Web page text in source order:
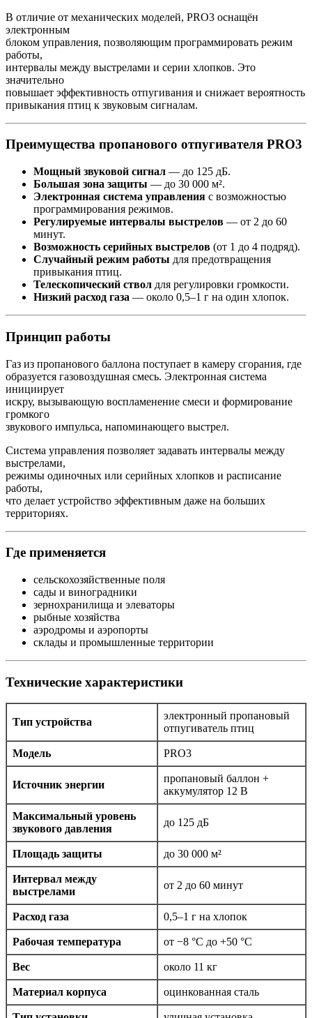
В отличие от механических моделей, PRO3 оснащён
электронным
блоком управления, позволяющим программировать режим
работы,
интервалы между выстрелами и серии хлопков. Это
значительно
повышает эффективность отпугивания и снижает вероятность
привыкания птиц к звуковым сигналам.
Преимущества пропанового отпугивателя PRO3
Мощный звуковой сигнал — до 125 дБ.
Большая зона защиты — до 30 000 м².
Электронная система управления с возможностью
программирования режимов.
Регулируемые интервалы выстрелов — от 2 до 60
минут.
Возможность серийных выстрелов (от 1 до 4 подряд).
Случайный режим работы для предотвращения
привыкания птиц.
Телескопический ствол для регулировки громкости.
Низкий расход газа — около 0,5–1 г на один хлопок.
Принцип работы
Газ из пропанового баллона поступает в камеру сгорания, где
образуется газовоздушная смесь. Электронная система
инициирует
искру, вызывающую воспламенение смеси и формирование
громкого
звукового импульса, напоминающего выстрел.
Система управления позволяет задавать интервалы между
выстрелами,
режимы одиночных или серийных хлопков и расписание
работы,
что делает устройство эффективным даже на больших
территориях.
Где применяется
сельскохозяйственные поля
сады и виноградники
зернохранилища и элеваторы
рыбные хозяйства
аэродромы и аэропорты
склады и промышленные территории
Технические характеристики
Тип устройства
электронный пропановый
отпугиватель птиц
Модель PRO3
Источник энергии
пропановый баллон +
аккумулятор 12 В
Максимальный уровень
звукового давления
до 125 дБ
Площадь защиты до 30 000 м²
Интервал между
выстрелами
от 2 до 60 минут
Расход газа 0,5–1 г на хлопок
Рабочая температура от −8 °C до +50 °C
Вес около 11 кг
Материал корпуса оцинкованная сталь